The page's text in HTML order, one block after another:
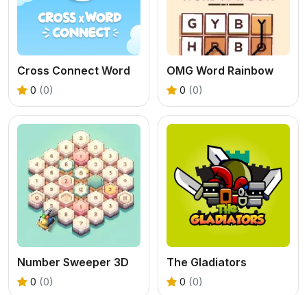
Cross Connect Word
0 (0)
OMG Word Rainbow
0 (0)
Number Sweeper 3D
0 (0)
The Gladiators
0 (0)